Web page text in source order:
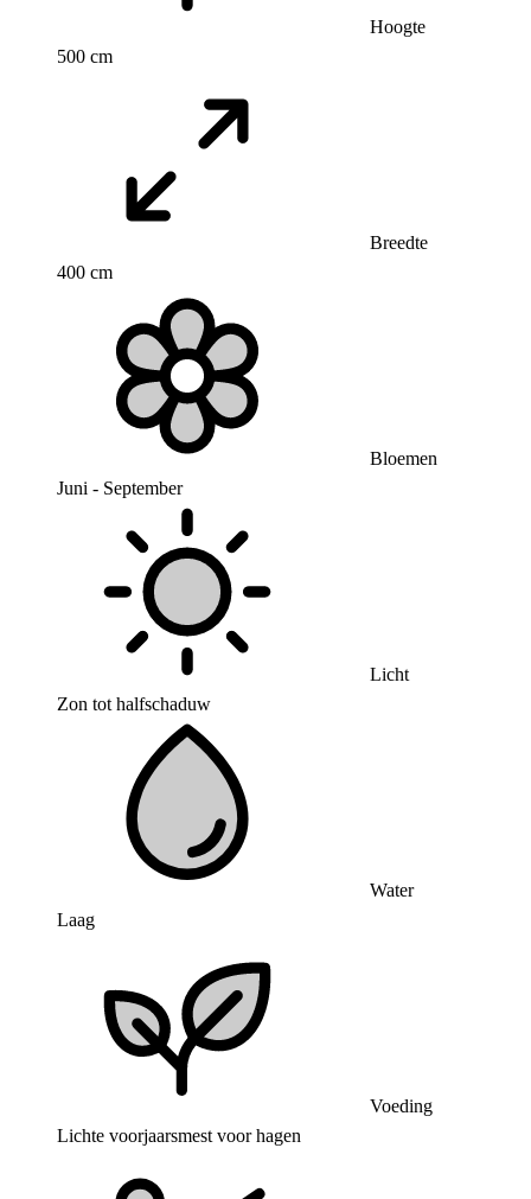
Hoogte
500 cm
Breedte
400 cm
Bloemen
Juni - September
Licht
Zon tot halfschaduw
Water
Laag
Voeding
Lichte voorjaarsmest voor hagen